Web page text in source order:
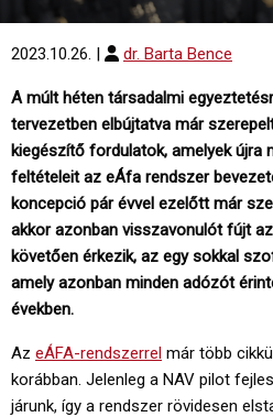
2023.10.26. | dr. Barta Bence
A múlt héten társadalmi
tervezetben elbújtatva már
kiegészítő fordulatok, amelyek újra
feltételeit az eÁfa rendszer
koncepció pár évvel ezelőtt már
akkor azonban visszavonulót fújt
követően érkezik, az egy sokkal
amely azonban minden adózót
években.
Az eÁFA-rendszerrel már több
korábban. Jelenleg a NAV pilot
járunk, így a rendszer rövidesen